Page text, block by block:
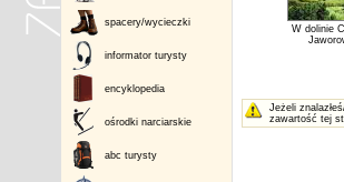
spacery/wycieczki
informator turysty
encyklopedia
ośrodki narciarskie
abc turysty
W dolinie
Jeżeli
zawartość tej